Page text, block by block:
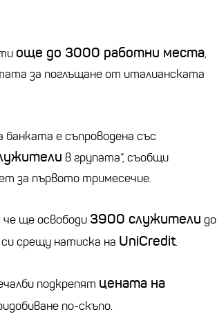
още до 3000 работни места,
за поглъщане от италианската
е съпроводена със
в групата“, съобщи
за първото тримесечие.
ще освободи 3900 служители до
срещу натиска на UniCredit.
подкрепят цената на
по-скъпо.